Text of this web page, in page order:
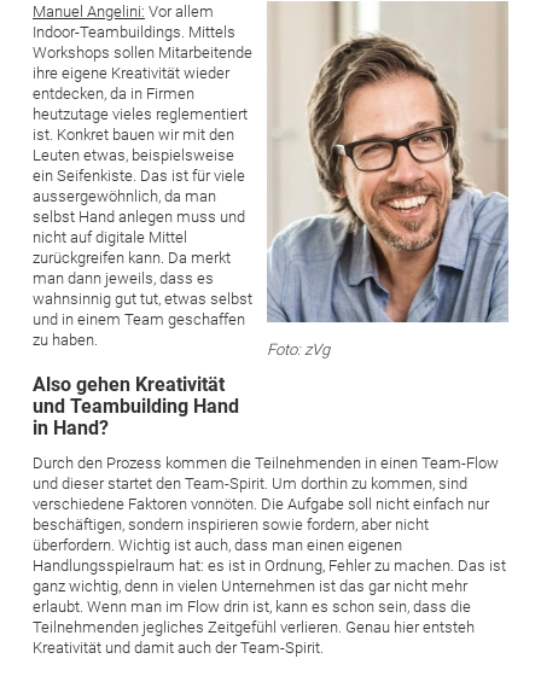
Foto: zVg
Manuel Angelini: Vor allem
Indoor-Teambuildings. Mittels
Workshops sollen Mitarbeitende
ihre eigene Kreativität wieder
entdecken, da in Firmen
heutzutage vieles reglementiert
ist. Konkret bauen wir mit den
Leuten etwas, beispielsweise
ein Seifenkiste. Das ist für viele
aussergewöhnlich, da man
selbst Hand anlegen muss und
nicht auf digitale Mittel
zurückgreifen kann. Da merkt
man dann jeweils, dass es
wahnsinnig gut tut, etwas selbst
und in einem Team geschaffen
zu haben.
Also gehen Kreativität
und Teambuilding Hand
in Hand?
Durch den Prozess kommen die Teilnehmenden in einen Team-Flow
und dieser startet den Team-Spirit. Um dorthin zu kommen, sind
verschiedene Faktoren vonnöten. Die Aufgabe soll nicht einfach nur
beschäftigen, sondern inspirieren sowie fordern, aber nicht
überfordern. Wichtig ist auch, dass man einen eigenen
Handlungsspielraum hat: es ist in Ordnung, Fehler zu machen. Das ist
ganz wichtig, denn in vielen Unternehmen ist das gar nicht mehr
erlaubt. Wenn man im Flow drin ist, kann es schon sein, dass die
Teilnehmenden jegliches Zeitgefühl verlieren. Genau hier entsteh
Kreativität und damit auch der Team-Spirit.